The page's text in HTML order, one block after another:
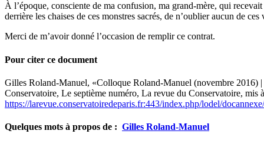
À l’époque, consciente de ma confusion, ma grand-mère, qui
derrière les chaises de ces monstres sacrés, de n’oublier aucun de
Merci de m’avoir donné l’occasion de remplir ce contrat.
Pour citer ce document
Gilles Roland-Manuel, «Colloque Roland-Manuel (novembre 2016)
Conservatoire, Le septième numéro, La revue du Conservatoire,
https://larevue.conservatoiredeparis.fr:443/index.php/lodel/
Quelques mots à propos de : Gilles Roland-Manuel